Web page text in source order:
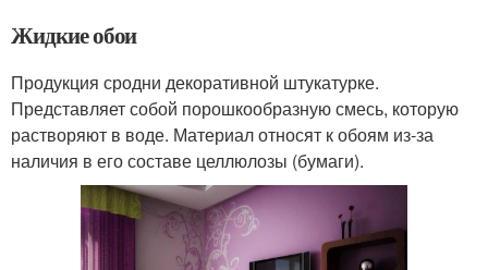
Жидкие обои
Продукция сродни декоративной штукатурке.
Представляет собой порошкообразную смесь, которую
растворяют в воде. Материал относят к обоям из-за
наличия в его составе целлюлозы (бумаги).